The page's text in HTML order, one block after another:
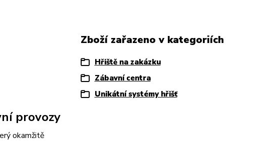
provozy
okamžitě
Zboží zařazeno v kategoriích
Hřiště na zakázku
Zábavní centra
Unikátní systémy hřišť